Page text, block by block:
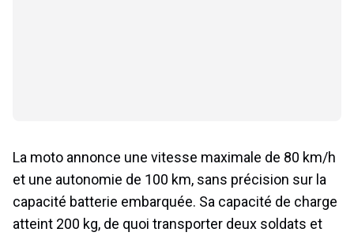
La moto annonce une vitesse maximale de 80 km/h
et une autonomie de 100 km, sans précision sur la
capacité batterie embarquée. Sa capacité de charge
atteint 200 kg, de quoi transporter deux soldats et